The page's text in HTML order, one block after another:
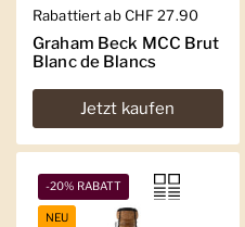
Regulärer Preis
Rabattiert ab CHF 27.90
Graham Beck MCC Brut
Blanc de Blancs
Jetzt kaufen
-20% RABATT
NEU